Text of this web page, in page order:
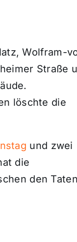
Wolfram-
Straße
löschte die
und zwei
die
den Taten